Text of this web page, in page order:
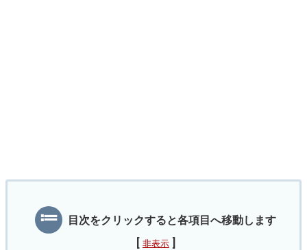
目次をクリックすると各項目へ移動します
[ 非表示 ]